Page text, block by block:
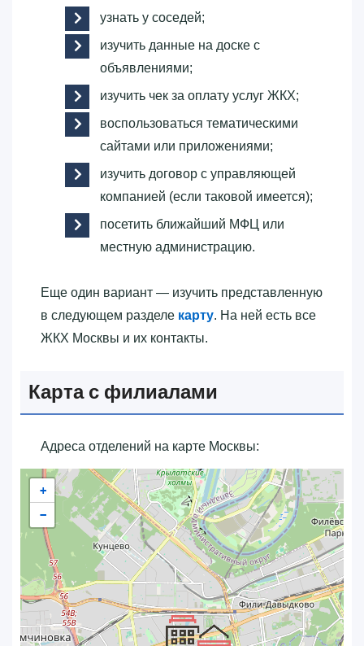
узнать у соседей;
изучить данные на доске с
объявлениями;
изучить чек за оплату услуг ЖКХ;
воспользоваться тематическими
сайтами или приложениями;
изучить договор с управляющей
компанией (если таковой имеется);
посетить ближайший МФЦ или
местную администрацию.
Еще один вариант — изучить представленную
в следующем разделе карту. На ней есть все
ЖКХ Москвы и их контакты.
Карта с филиалами
Адреса отделений на карте Москвы:
+
−